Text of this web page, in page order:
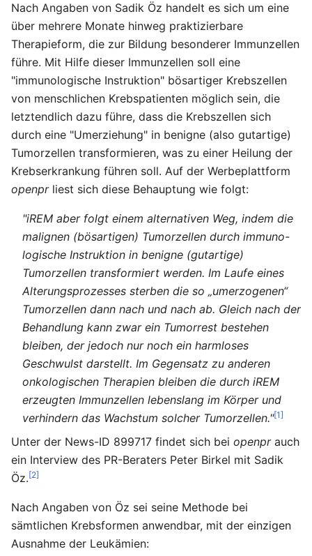
Nach Angaben von Sadik Öz handelt es sich um eine
über mehrere Monate hinweg praktizierbare
Therapieform, die zur Bildung besonderer Immunzellen
führe. Mit Hilfe dieser Immunzellen soll eine
"immunologische Instruktion" bösartiger Krebszellen
von menschlichen Krebspatienten möglich sein, die
letztendlich dazu führe, dass die Krebszellen sich
durch eine "Umerziehung" in benigne (also gutartige)
Tumorzellen transformieren, was zu einer Heilung der
Krebserkrankung führen soll. Auf der Werbeplattform
openprliest sich diese Behauptung wie folgt:
"iREM aber folgt einem alternativen Weg, indem die
malignen (bösartigen) Tumorzellen durch immuno-
logische Instruktion in benigne (gutartige)
Tumorzellen transformiert werden. Im Laufe eines
Alterungsprozesses sterben die so „umerzogenen“
Tumorzellen dann nach und nach ab. Gleich nach der
Behandlung kann zwar ein Tumorrest bestehen
bleiben, der jedoch nur noch ein harmloses
Geschwulst darstellt. Im Gegensatz zu anderen
onkologischen Therapien bleiben die durch iREM
erzeugten Immunzellen lebenslang im Körper und
verhindern das Wachstum solcher Tumorzellen."[1]
Unter der News-ID 899717 findet sich bei openprauch
ein Interview des PR-Beraters Peter Birkel mit Sadik
Öz.[2]
Nach Angaben von Öz sei seine Methode bei
sämtlichen Krebsformen anwendbar, mit der einzigen
Ausnahme der Leukämien: